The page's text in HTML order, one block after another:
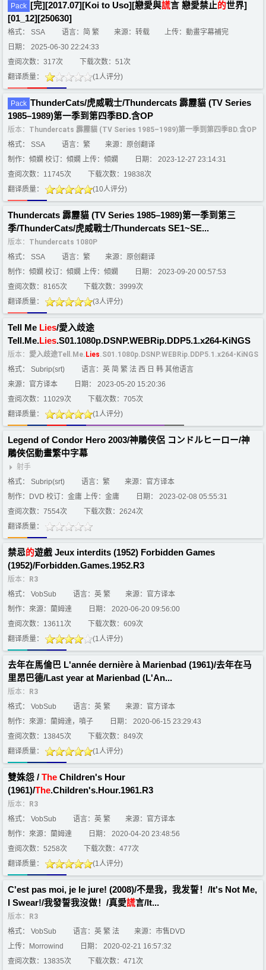
Pack [完][2017.07][Koi to Uso][戀愛與謊言 戀愛禁止的世界]
[01_12][250630]
格式： SSA 语言：简 繁 来源：转载
上传：動畫字幕補完
日期： 2025-06-30 22:24:33
查阅次数：317次
下载次数：51次
翻译质量：
(1人评分)
Pack ThunderCats/虎威戰士/Thundercats 霹靂貓 (TV Series
1985–1989)第一季到第四季BD.含OP
版本： Thundercats 霹靂貓 (TV Series 1985–1989)第一季到第四季BD.含OP
格式： SSA
语言：繁
来源：原创翻译
制作：傾嫻 校订：傾嫻 上传：傾嫻
日期： 2023-12-27 23:14:31
查阅次数：11745次
下载次数：19838次
翻译质量：
(10人评分)
Thundercats 霹靂貓 (TV Series 1985–1989)第一季到第三
季/ThunderCats/虎威戰士/Thundercats SE1~SE...
版本： Thundercats 1080P
格式： SSA
语言：繁
来源：原创翻译
制作：傾嫻 校订：傾嫻 上传：傾嫻
日期： 2023-09-20 00:57:53
查阅次数：8165次
下载次数：3999次
翻译质量：
(3人评分)
Tell Me Lies/愛入歧途
Tell.Me.Lies.S01.1080p.DSNP.WEBRip.DDP5.1.x264-KiNGS
版本： 愛入歧途Tell.Me. Lies.S01.1080p.DSNP.WEBRip.DDP5.1.x264-KiNGS
格式： Subrip(srt)
语言：英 简 繁 法 西 日 韩 其他语言
来源：官方译本
日期： 2023-05-20 15:20:36
查阅次数：11029次
下载次数：705次
翻译质量：
(1人评分)
Legend of Condor Hero 2003/神鵰侠侶 コンドルヒーロー/神
鵰俠侶動畫繁中字幕
射手
格式： Subrip(srt)
语言：繁
来源：官方译本
制作：DVD 校订：金庸 上传：金庸
日期： 2023-02-08 05:55:31
查阅次数：7554次
下载次数：2624次
翻译质量：
禁忌的遊戲 Jeux interdits (1952) Forbidden Games
(1952)/Forbidden.Games.1952.R3
版本：
R3
格式： VobSub
语言：英 繁
来源：官方译本
制作：來源：蘭姆達
日期： 2020-06-20 09:56:00
查阅次数：13611次
下载次数：609次
翻译质量：
(1人评分)
去年在馬倫巴 L'année dernière à Marienbad (1961)/去年在马
里昂巴德/Last year at Marienbad (L'An...
版本：
R3
格式： VobSub
语言：英 繁
来源：官方译本
制作：來源：蘭姆達，噴子
日期： 2020-06-15 23:29:43
查阅次数：13845次
下载次数：849次
翻译质量：
(1人评分)
雙姝怨 / The Children's Hour
(1961)/The.Children's.Hour.1961.R3
版本：
R3
格式： VobSub
语言：英 繁
来源：官方译本
制作：來源：蘭姆達
日期： 2020-04-20 23:48:56
查阅次数：5258次
下载次数：477次
翻译质量：
(1人评分)
C'est pas moi, je le jure! (2008)/不是我，我发誓！/It's Not Me,
I Swear!/我發誓我沒做！/真愛謊言/It...
版本：
R3
格式： VobSub
语言：英 繁 法
来源：市售DVD
上传：Morrowind
日期： 2020-02-21 16:57:32
查阅次数：13835次
下载次数：471次